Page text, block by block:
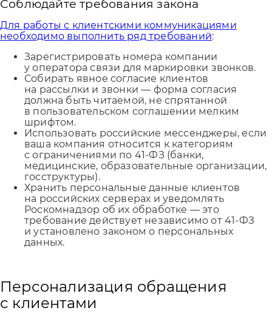
Соблюдайте требования закона
Для работы с клиентскими коммуникациями
необходимо выполнить ряд требований:
Зарегистрировать номера компании
у оператора связи для маркировки звонков.
Собирать явное согласие клиентов
на рассылки и звонки — форма согласия
должна быть читаемой, не спрятанной
в пользовательском соглашении мелким
шрифтом.
Использовать российские мессенджеры, если
ваша компания относится к категориям
с ограничениями по 41-ФЗ (банки,
медицинские, образовательные организации,
госструктуры).
Хранить персональные данные клиентов
на российских серверах и уведомлять
Роскомнадзор об их обработке — это
требование действует независимо от 41-ФЗ
и установлено законом о персональных
данных.
Персонализация обращения
с клиентами